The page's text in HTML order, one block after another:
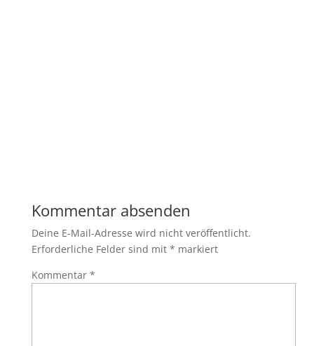
Kommentar absenden
Deine E-Mail-Adresse wird nicht veröffentlicht.
Erforderliche Felder sind mit * markiert
Kommentar *